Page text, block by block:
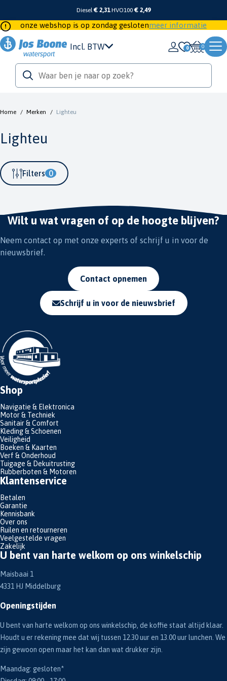
Diesel€ 2,31 HVO100 € 2,49
onze webshop is op zondag geslotenmeer informatie
Incl. BTW 0
Home / Merken / Lighteu
Lighteu
Filters 0
Wilt u wat vragen of op de hoogte blijven?
Neem contact op met onze experts of schrijf u in voor de
nieuwsbrief.
Contact opnemen
Schrijf u in voor de nieuwsbrief
Shop
Navigatie & Elektronica
Motor & Techniek
Sanitair & Comfort
Kleding & Schoenen
Veiligheid
Boeken & Kaarten
Verf & Onderhoud
Tuigage & Dekuitrusting
Rubberboten & Motoren
Klantenservice
Betalen
Garantie
Kennisbank
Over ons
Ruilen en retourneren
Veelgestelde vragen
Zakelijk
U bent van harte welkom op ons winkelschip
Maisbaai 1
4331 HJ Middelburg
Openingstijden
U bent van harte welkom op ons winkelschip, de koffie staat altijd klaar.
Houdt u er rekening mee dat wij tussen 12.30 uur en 13.00 uur lunchen. We
zijn gewoon open maar het kan dan wat drukker zijn.
Maandag: gesloten*